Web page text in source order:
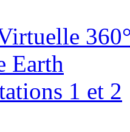
Earth
1 et 2